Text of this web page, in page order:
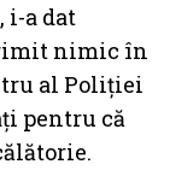
i-a dat
nimic în
al Poliției
pentru că